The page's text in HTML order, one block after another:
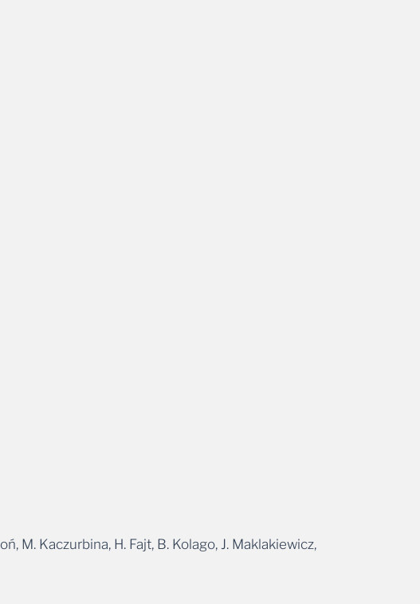
M. Kaczurbina, H. Fajt, B. Kolago, J. Maklakiewicz,